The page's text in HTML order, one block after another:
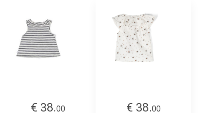
€ 38.00
€ 38.00